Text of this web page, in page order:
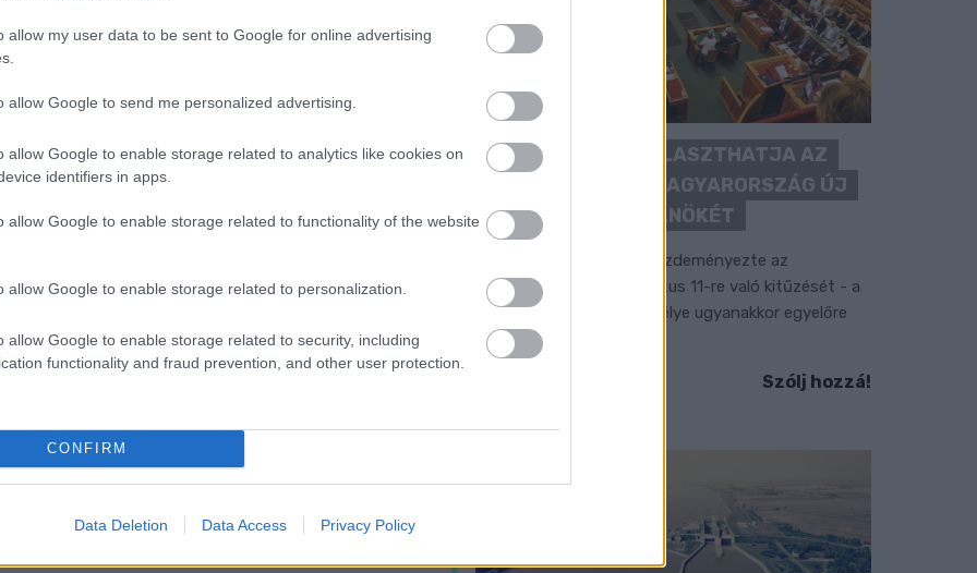
allow my user data to be sent to Google for online advertising
allow Google to send me personalized advertising.
allow Google to enable storage related to analytics like cookies on
identifiers in apps.
allow Google to enable storage related to functionality of the website
allow Google to enable storage related to personalization.
allow Google to enable storage related to security, including
functionality and fraud prevention, and other user protection.
CONFIRM
Data Deletion Data Access Privacy Policy
KEDDEN MEGVÁLASZTHATJA AZ
ORSZÁGGYŰLÉS MAGYARORSZÁG ÚJ
KÖZTÁRSASÁGI ELNÖKÉT
A TISZA Párt frakciója kezdeményezte az
államfőválasztás augusztus 11-re való kitűzését - a
kormánypárti jelölt személye ugyanakkor egyelőre
nem ismert.
Szólj hozzá!